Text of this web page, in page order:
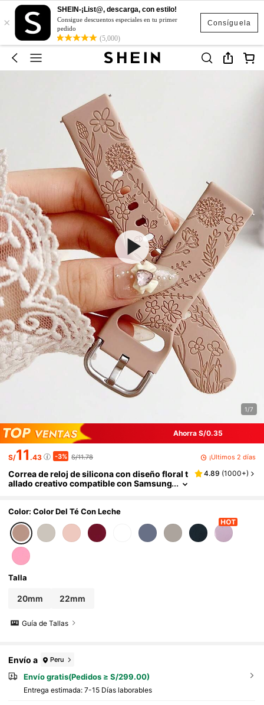
Consíguela
×
SHEIN-¡List@, descarga, con estilo!
Consigue descuentos especiales en tu primer
pedido
(5,000)
1/7
Ahorra S/0.35
S/11 .43 -3% S/11.78 ¡Últimos 2 días
Correa de reloj de silicona con diseño floral t
allado creativo compatible con Samsung
galo de San Valentín
4.89 (1000+)
Color: Color Del Té Con Leche
Talla
20mm 22mm
Guía de Tallas
Envío a Peru
Envío gratis(Pedidos ≥ S/299.00)
Entrega estimada: 7-15 Días laborables